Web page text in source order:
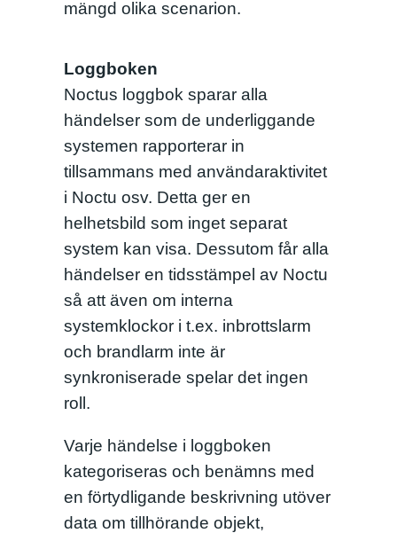
mängd olika scenarion.
Loggboken
Noctus loggbok sparar alla
händelser som de underliggande
systemen rapporterar in
tillsammans med användaraktivitet
i Noctu osv. Detta ger en
helhetsbild som inget separat
system kan visa. Dessutom får alla
händelser en tidsstämpel av Noctu
så att även om interna
systemklockor i t.ex. inbrottslarm
och brandlarm inte är
synkroniserade spelar det ingen
roll.
Varje händelse i loggboken
kategoriseras och benämns med
en förtydligande beskrivning utöver
data om tillhörande objekt,